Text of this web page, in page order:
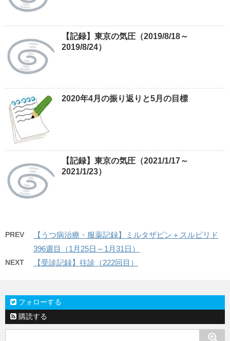
【記録】東京の気圧（2019/8/18～
2019/8/24）
2020年4月の振り返りと5月の目標
【記録】東京の気圧（2021/1/17～
2021/1/23）
PREV
【うつ病治療・服薬記録】ミルタザピン＋スルピリド
396週目（1月25日～1月31日）
NEXT 【受診記録】往診（222回目）
フォローする
購読する